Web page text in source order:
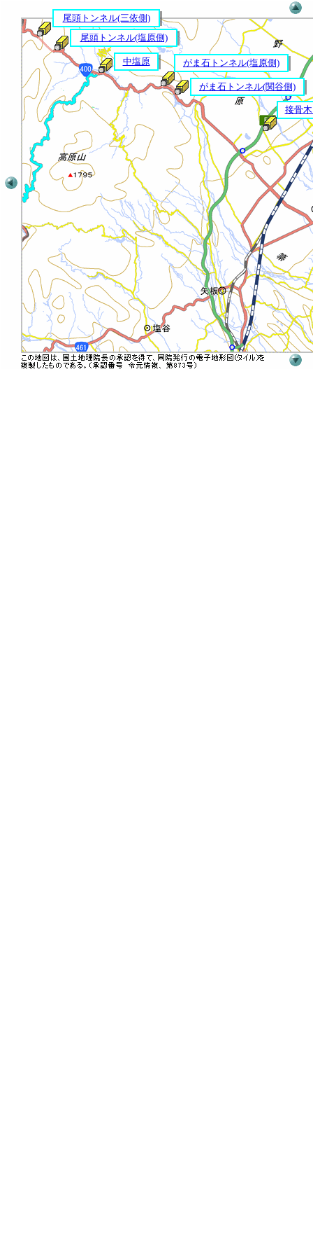
がま石トンネル(関谷側)
がま石トンネル(塩原側)
尾頭トンネル(塩原側)
尾頭トンネル(三依側)
中塩原
接骨